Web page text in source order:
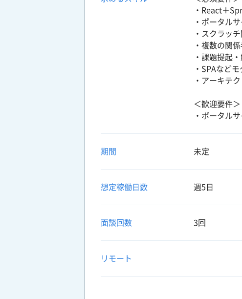
・React＋
・ポータル
・スクラッ
・複数の関
・課題提起
・SPAなど
・アーキテ
＜歓迎要件＞
・ポータル
期間 未定
想定稼働日数 週5日
面談回数 3回
リモート